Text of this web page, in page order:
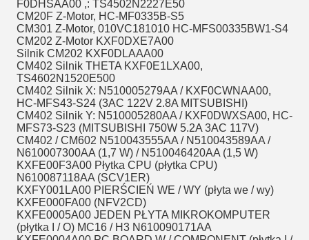
F0DHSAA00 ,: TS4502N2227E50
CM20F Z-Motor, HC-MF0335B-S5
CM301 Z-Motor, 010VC181010 HC-MFS00335BW1-S4
CM202 Z-Motor KXF0DXE7A00
Silnik CM202 KXF0DLAAA00
CM402 Silnik THETA KXF0E1LXA00,
TS4602N1520E500
CM402 Silnik X: N510005279AA / KXF0CWNAA00,
HC-MFS43-S24 (3AC 122V 2.8A MITSUBISHI)
CM402 Silnik Y: N510005280AA / KXF0DWXSA00, HC-
MFS73-S23 (MITSUBISHI 750W 5.2A 3AC 117V)
CM402 / CM602 N510043555AA / N510043589AA /
N610007300AA (1,7 W) / N510046420AA (1,5 W)
KXFE00F3A00 Płytka CPU (płytka CPU)
N610087118AA (SCV1ER)
KXFY001LA00 PIERŚCIEŃ WE / WY (płyta we / wy)
KXFE000FA00 (NFV2CD)
KXFE0005A00 JEDEN PŁYTA MIKROKOMPUTER
(płytka I / O) MC16 / H3 N610090171AA